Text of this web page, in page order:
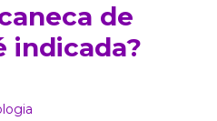
de
indicada?